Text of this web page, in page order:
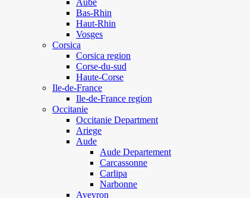
Aube
Bas-Rhin
Haut-Rhin
Vosges
Corsica
Corsica region
Corse-du-sud
Haute-Corse
Ile-de-France
Ile-de-France region
Occitanie
Occitanie Department
Ariege
Aude
Aude Departement
Carcassonne
Carlipa
Narbonne
Aveyron